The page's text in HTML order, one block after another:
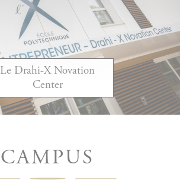
Le Drahi-X Novation
Center
CAMPUS